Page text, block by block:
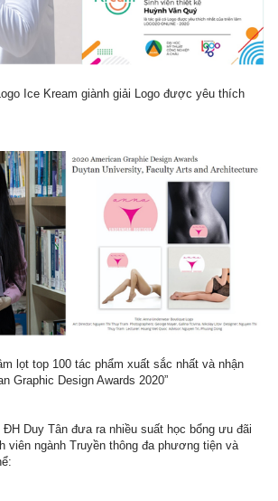
Ice Kream giành giải Logo được yêu thích
lọt top 100 tác phẩm xuất sắc nhất và nhận
Graphic Design Awards 2020”
ĐH Duy Tân đưa ra nhiều suất học bổng ưu đãi
viên ngành Truyền thông đa phương tiện và